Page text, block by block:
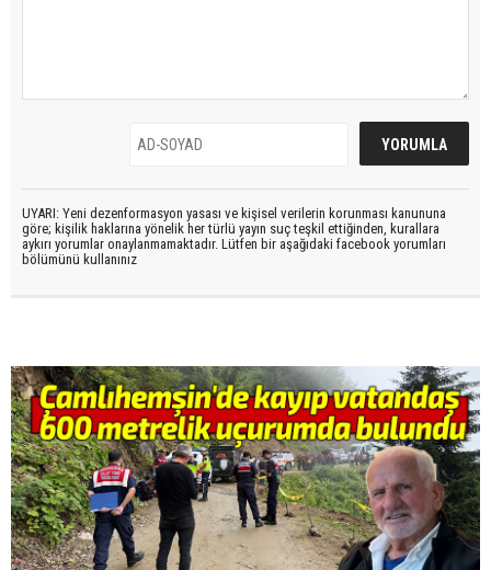
UYARI: Yeni dezenformasyon yasası ve kişisel verilerin korunması kanununa
göre; kişilik haklarına yönelik her türlü yayın suç teşkil ettiğinden, kurallara
aykırı yorumlar onaylanmamaktadır. Lütfen bir aşağıdaki facebook yorumları
bölümünü kullanınız